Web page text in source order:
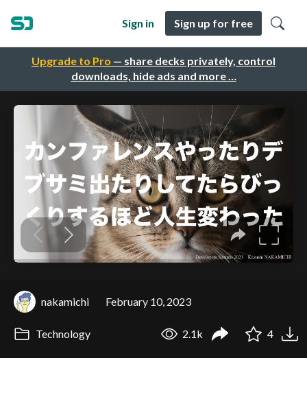
Upgrade to Pro — share decks privately, control
downloads, hide ads and more …
Sign in Sign up for free
nakamichi February 10, 2023
Technology 2.1k 4